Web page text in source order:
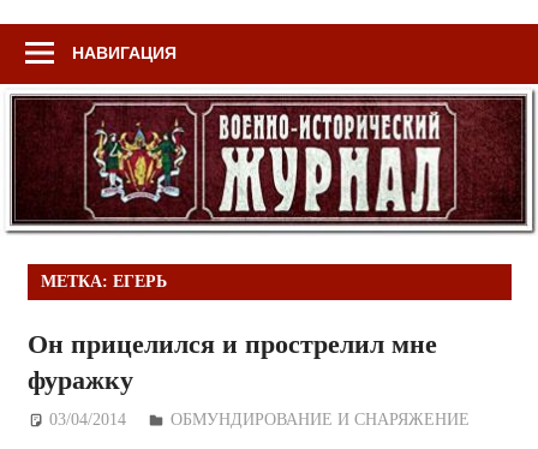
НАВИГАЦИЯ
МЕТКА: ЕГЕРЬ
Он прицелился и прострелил мне
фуражку
03/04/2014 Дежурный по Редакции
ОБМУНДИРОВАНИЕ И СНАРЯЖЕНИЕ